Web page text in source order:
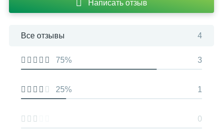
Написать отзыв
Все отзывы 4
75% 3
25% 1
0